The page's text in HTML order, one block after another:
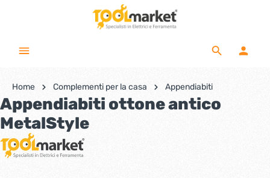
Home Complementi per la casa Appendiabiti
Appendiabiti ottone antico
MetalStyle